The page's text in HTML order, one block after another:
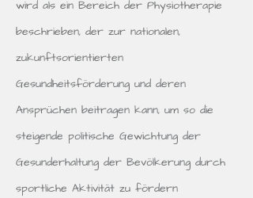
wird als ein Bereich der Physiotherapie
beschrieben, der zur nationalen,
zukunftsorientierten
Gesundheitsförderung und deren
Ansprüchen beitragen kann, um so die
steigende politische Gewichtung der
Gesunderhaltung der Bevölkerung durch
sportliche Aktivität zu fördern